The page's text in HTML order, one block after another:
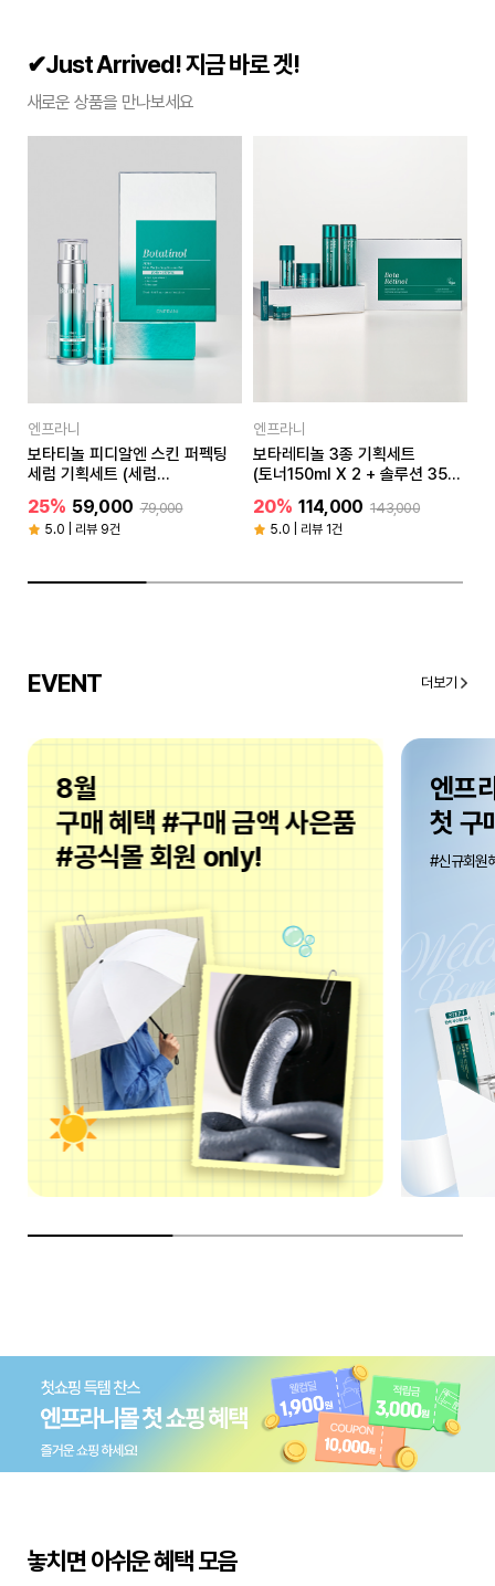
✔Just Arrived! 지금 바로 겟!
새로운 상품을 만나보세요
엔프라니
보타티놀 피디알엔 스킨 퍼펙팅
세럼 기획세트 (세럼
50ml+20ml)
25% 59,000 79,000
5.0 | 리뷰 9건
엔프라니
보타레티놀 3종 기획세트
(토너150ml X 2 + 솔루션 35ml
+ 10ml + 크림50ml + 13ml)
20% 114,000 143,000
5.0 | 리뷰 1건
EVENT 더보기
8월
구매 혜택 #구매 금액 사은품
#공식몰 회원 only!
엔프
첫 구
#신규회
놓치면 아쉬운 혜택 모음